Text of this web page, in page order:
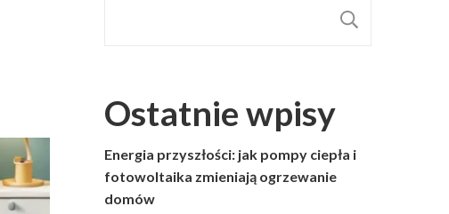
Ostatnie wpisy
Energia przyszłości: jak pompy ciepła i
fotowoltaika zmieniają ogrzewanie
domów